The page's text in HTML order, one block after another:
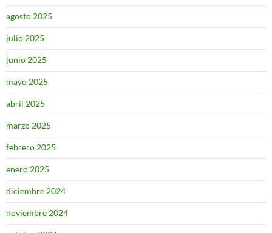
agosto 2025
julio 2025
junio 2025
mayo 2025
abril 2025
marzo 2025
febrero 2025
enero 2025
diciembre 2024
noviembre 2024